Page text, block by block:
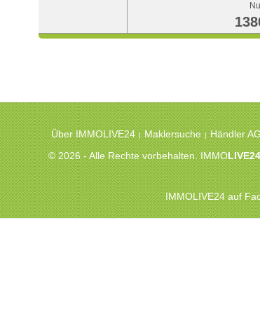
Über IMMOLIVE24 | Maklersuche | Händler
© 2026 - Alle Rechte vorbehalten. IMMOLIVE24
IMMOLIVE24 auf